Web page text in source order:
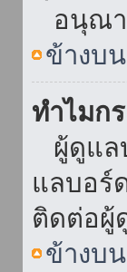
อนุณา
ข้างบน
ทำไมก
ผู้ดูแล
แลบอร์
ติดต่อผู้
ข้างบน